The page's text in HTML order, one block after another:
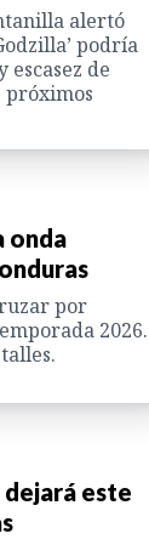
alertó
podría
de
próximos
onda
por
2026.
dejará este